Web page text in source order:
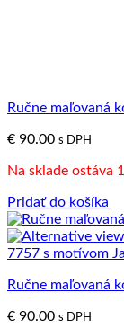
Ručne maľovaná
€ 90.00 s DPH
Na sklade ostáva
Pridať do košíka
Ručne maľovaná
€ 90.00 s DPH